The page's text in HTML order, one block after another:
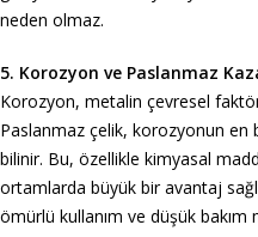
neden olmaz.
5. Korozyon ve Paslanmaz
Korozyon, metalin çevresel
Paslanmaz çelik, korozyonun en
bilinir. Bu, özellikle kimyasal
ortamlarda büyük bir avantaj
ömürlü kullanım ve düşük bakım